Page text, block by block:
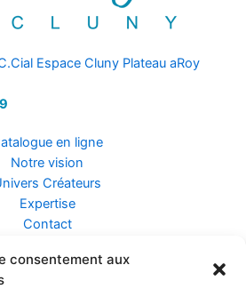
consentement aux
Espace Cluny Plateau aRoy
en ligne
Notre vision
Créateurs
Expertise
Contact
Assurance ZEN